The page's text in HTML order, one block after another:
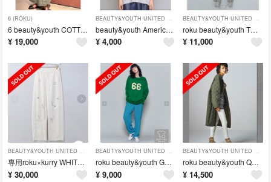
6 (ROKU)
6 beauty&youth COTTON BATIK MOTIF DRESS
¥ 19,000
BEAUTY&YOUTH UNITED ARROWS
beauty&youth Americana別注T
¥ 4,000
BEAUTY&YOUTH UNITED ARROWS
roku beauty&youth THERMAL PRINT PANTS 38
¥ 11,000
BEAUTY&YOUTH UNITED ARROWS
専用roku×kurry WHITE DENIM PRINT PANTS 38
¥ 30,000
BEAUTY&YOUTH UNITED ARROWS
roku beauty&youth GEORGETTE PANTS 2
¥ 9,000
BEAUTY&YOUTH UNITED ARROWS
roku beauty&youth QUILTED COAT 36
¥ 14,500